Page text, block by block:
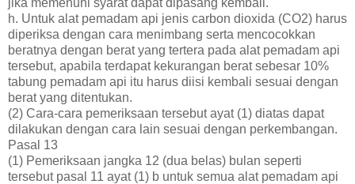
h. Untuk alat pemadam api jenis carbon dioxida (CO2) harus
diperiksa dengan cara menimbang serta mencocokkan
beratnya dengan berat yang tertera pada alat pemadam api
tersebut, apabila terdapat kekurangan berat sebesar 10%
tabung pemadam api itu harus diisi kembali sesuai dengan
berat yang ditentukan.
(2) Cara-cara pemeriksaan tersebut ayat (1) diatas dapat
dilakukan dengan cara lain sesuai dengan perkembangan.
Pasal 13
(1) Pemeriksaan jangka 12 (dua belas) bulan seperti
tersebut pasal 11 ayat (1) b untuk semua alat pemadam api